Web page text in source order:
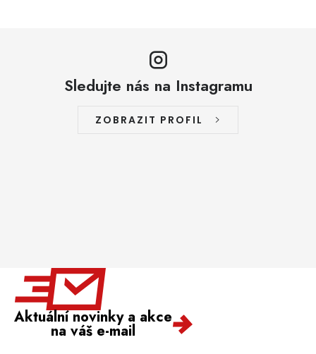
Váš zákaznický účet
PODPORA
Sledujte nás na Instagramu
ZOBRAZIT PROFIL
Aktuální novinky a akce
na váš e-mail